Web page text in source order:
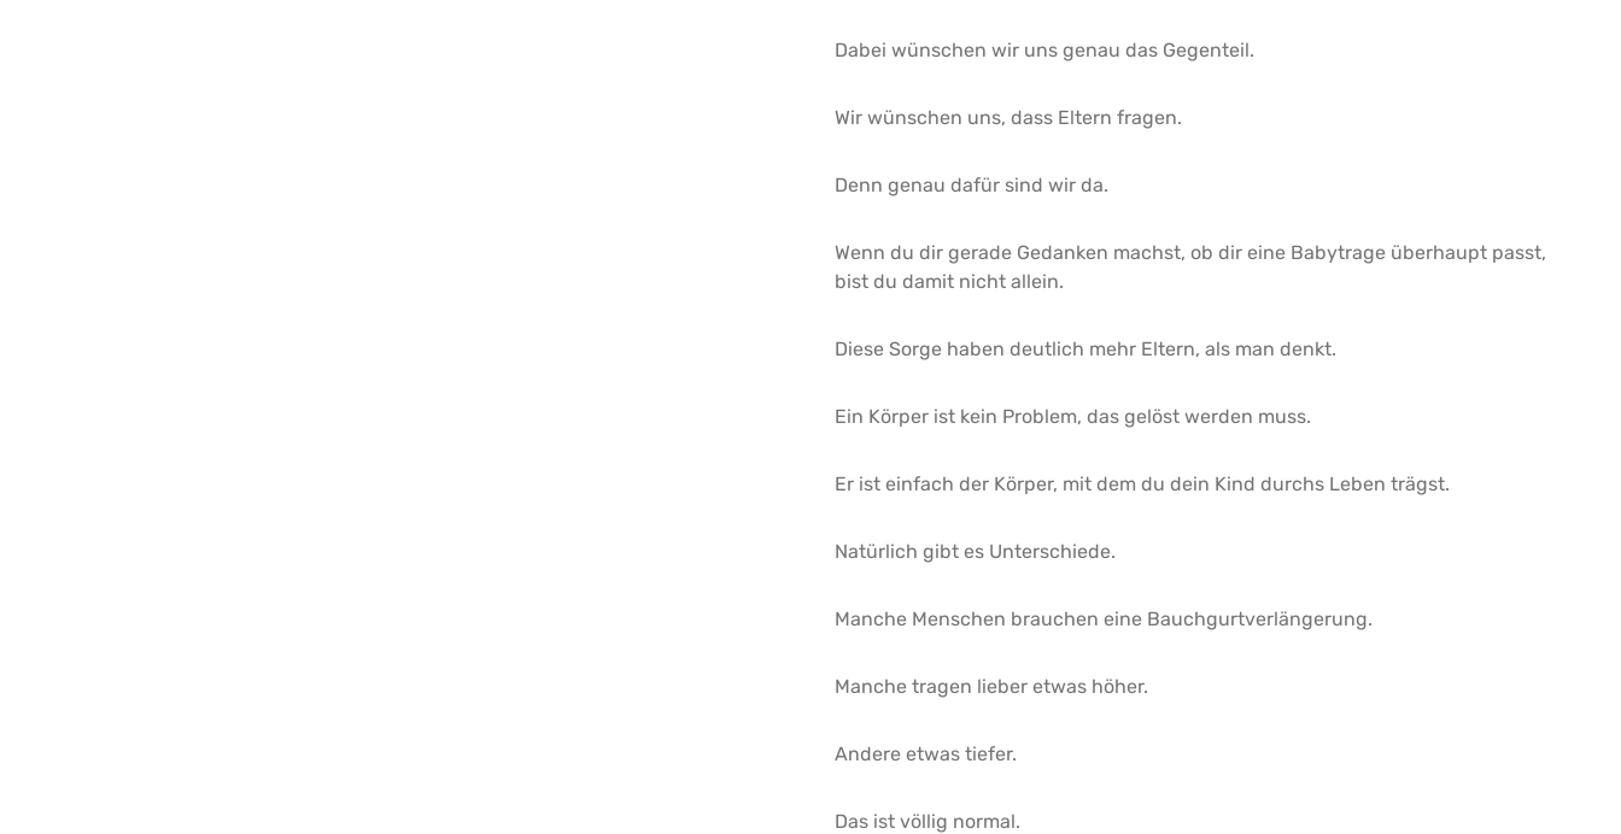
Dabei wünschen wir uns genau das Gegenteil.
Wir wünschen uns, dass Eltern fragen.
Denn genau dafür sind wir da.
Wenn du dir gerade Gedanken machst, ob dir eine Babytrage überhaupt passt,
bist du damit nicht allein.
Diese Sorge haben deutlich mehr Eltern, als man denkt.
Ein Körper ist kein Problem, das gelöst werden muss.
Er ist einfach der Körper, mit dem du dein Kind durchs Leben trägst.
Natürlich gibt es Unterschiede.
Manche Menschen brauchen eine Bauchgurtverlängerung.
Manche tragen lieber etwas höher.
Andere etwas tiefer.
Das ist völlig normal.